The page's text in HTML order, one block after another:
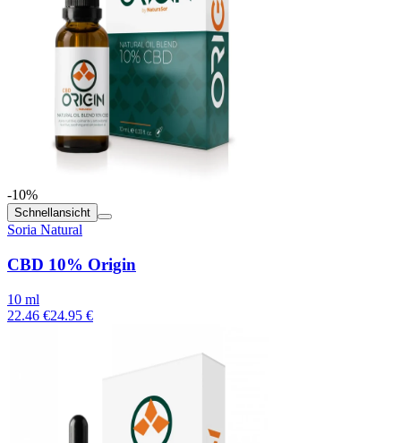
-10%
Schnellansicht
Soria Natural
CBD 10% Origin
10 ml
22.46 €24.95 €